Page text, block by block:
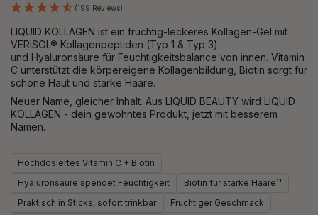
(199 Reviews)
LIQUID KOLLAGEN ist ein fruchtig-leckeres Kollagen-Gel mit
VERISOL® Kollagenpeptiden (Typ 1 & Typ 3)
und Hyaluronsäure für Feuchtigkeitsbalance von innen. Vitamin
C unterstützt die körpereigene Kollagenbildung, Biotin sorgt für
schöne Haut und starke Haare.
Neuer Name, gleicher Inhalt. Aus LIQUID BEAUTY wird LIQUID
KOLLAGEN - dein gewohntes Produkt, jetzt mit besserem
Namen.
Hochdosiertes Vitamin C + Biotin
Hyaluronsäure spendet Feuchtigkeit
Biotin für starke Haare¹¹
Praktisch in Sticks, sofort trinkbar
Fruchtiger Geschmack